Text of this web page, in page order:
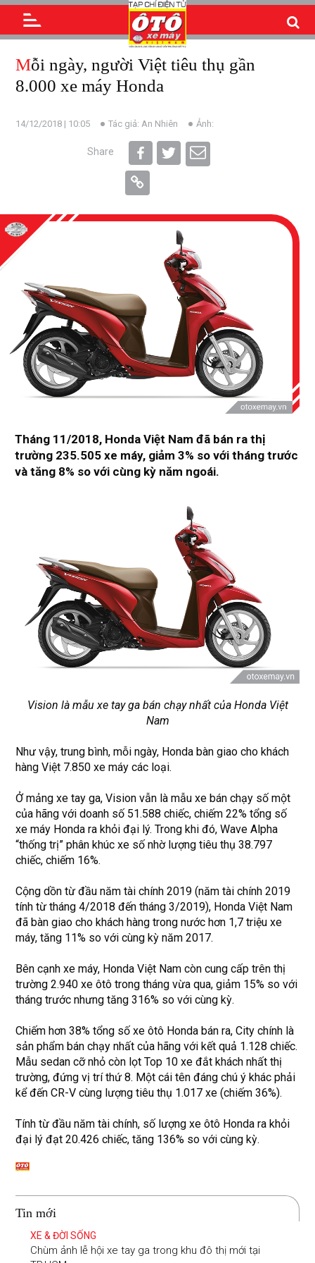
Mỗi ngày, người Việt tiêu thụ gần
8.000 xe máy Honda
14/12/2018 | 10:05 Tác giả: An Nhiên Ảnh:
Share
Tháng 11/2018, Honda Việt Nam đã bán ra thị
trường 235.505 xe máy, giảm 3% so với tháng trước
và tăng 8% so với cùng kỳ năm ngoái.
Vision là mẫu xe tay ga bán chạy nhất của Honda Việt
Nam
Như vậy, trung bình, mỗi ngày, Honda bàn giao cho khách
hàng Việt 7.850 xe máy các loại.
Ở mảng xe tay ga, Vision vẫn là mẫu xe bán chạy số một
của hãng với doanh số 51.588 chiếc, chiếm 22% tổng số
xe máy Honda ra khỏi đại lý. Trong khi đó, Wave Alpha
“thống trị” phân khúc xe số nhờ lượng tiêu thụ 38.797
chiếc, chiếm 16%.
Cộng dồn từ đầu năm tài chính 2019 (năm tài chính 2019
tính từ tháng 4/2018 đến tháng 3/2019), Honda Việt Nam
đã bàn giao cho khách hàng trong nước hơn 1,7 triệu xe
máy, tăng 11% so với cùng kỳ năm 2017.
Bên cạnh xe máy, Honda Việt Nam còn cung cấp trên thị
trường 2.940 xe ôtô trong tháng vừa qua, giảm 15% so với
tháng trước nhưng tăng 316% so với cùng kỳ.
Chiếm hơn 38% tổng số xe ôtô Honda bán ra, City chính là
sản phẩm bán chạy nhất của hãng với kết quả 1.128 chiếc.
Mẫu sedan cỡ nhỏ còn lọt Top 10 xe đắt khách nhất thị
trường, đứng vị trí thứ 8. Một cái tên đáng chú ý khác phải
kể đến CR-V cùng lượng tiêu thụ 1.017 xe (chiếm 36%).
Tính từ đầu năm tài chính, số lượng xe ôtô Honda ra khỏi
đại lý đạt 20.426 chiếc, tăng 136% so với cùng kỳ.
Tin mới
XE & ĐỜI SỐNG
Chùm ảnh lễ hội xe tay ga trong khu đô thị mới tại